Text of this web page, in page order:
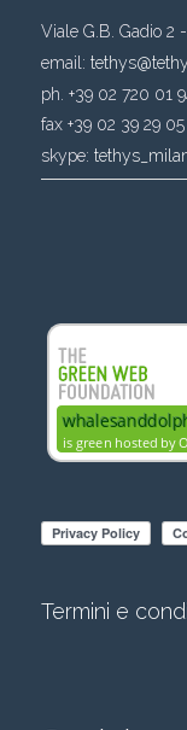
Viale G.B. Gadio 2
email:
ph. +39 02 720 01
fax +39 02 39 29 05
skype:
Termini e